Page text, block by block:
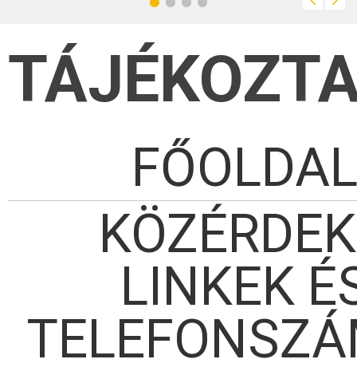
FŐOLDAL
LINKEK